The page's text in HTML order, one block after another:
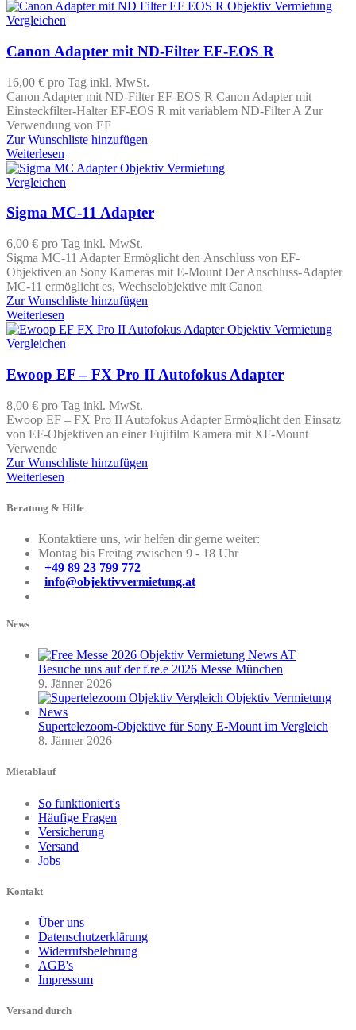
Vergleichen
Canon Adapter mit ND-Filter EF-EOS R
16,00 € pro Tag inkl. MwSt.
Canon Adapter mit ND-Filter EF-EOS R Canon Adapter mit
Einsteckfilter-Halter EF-EOS R mit variablem ND-Filter A Zur
Verwendung von EF
Zur Wunschliste hinzufügen
Weiterlesen
Vergleichen
Sigma MC-11 Adapter
6,00 € pro Tag inkl. MwSt.
Sigma MC-11 Adapter Ermöglicht den Anschluss von EF-
Objektiven an Sony Kameras mit E-Mount Der Anschluss-Adapter
MC-11 ermöglicht es, Wechselobjektive mit Canon
Zur Wunschliste hinzufügen
Weiterlesen
Vergleichen
Ewoop EF – FX Pro II Autofokus Adapter
8,00 € pro Tag inkl. MwSt.
Ewoop EF – FX Pro II Autofokus Adapter Ermöglicht den Einsatz
von EF-Objektiven an einer Fujifilm Kamera mit XF-Mount
Verwende
Zur Wunschliste hinzufügen
Weiterlesen
Beratung & Hilfe
Kontaktiere uns, wir helfen dir gerne weiter:
Montag bis Freitag zwischen 9 - 18 Uhr
+49 89 23 799 772
info@objektivvermietung.at
News
Besuche uns auf der f.re.e 2026 Messe München
9. Jänner 2026
Supertelezoom-Objektive für Sony E-Mount im Vergleich
8. Jänner 2026
Mietablauf
So funktioniert's
Häufige Fragen
Versicherung
Versand
Jobs
Kontakt
Über uns
Datenschutzerklärung
Widerrufsbelehrung
AGB's
Impressum
Versand durch